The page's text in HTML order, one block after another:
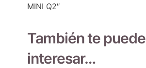
MINI Q2″
También te puede
interesar…